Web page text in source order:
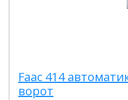
Faac 414
ворот